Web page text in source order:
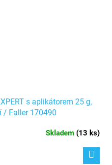
s aplikátorem 25 g,
/ Faller 170490
Skladem (13 ks)